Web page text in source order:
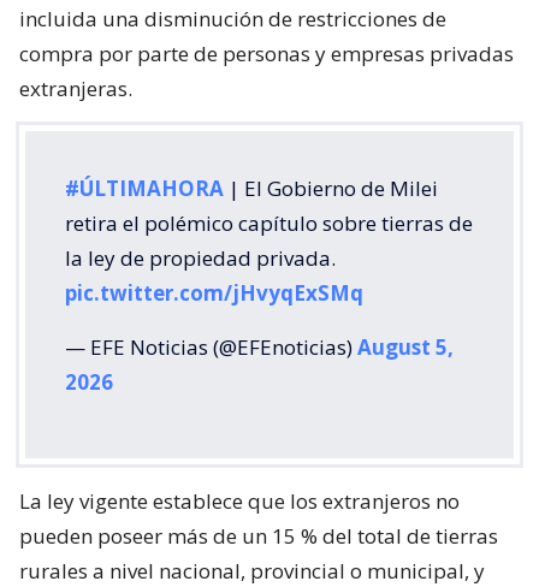
incluida una disminución de restricciones de
compra por parte de personas y empresas privadas
extranjeras.
#ÚLTIMAHORA | El Gobierno de Milei
retira el polémico capítulo sobre tierras de
la ley de propiedad privada.
pic.twitter.com/jHvyqExSMq
— EFE Noticias (@EFEnoticias)August 5,
2026
La ley vigente establece que los extranjeros no
pueden poseer más de un 15 % del total de tierras
rurales a nivel nacional, provincial o municipal, y